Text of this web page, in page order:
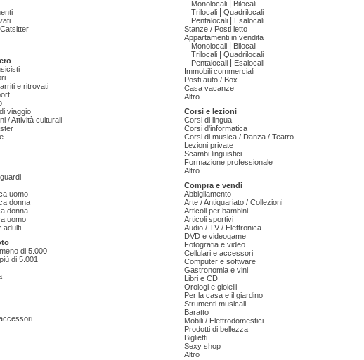
e ritrovati
viaggio
/ Attività culturali
uomo
donna
donna
uomo
adulti
di 5.000
di 5.001
Monolocali
Bilocali
Trilocali
Quadrilocali
Pentalocali
Esalocali
Stanze / Posti letto
Appartamenti in vendita
Monolocali
Bilocali
Trilocali
Quadrilocali
Pentalocali
Esalocali
Immobili commerciali
Posti auto / Box
Casa vacanze
Altro
Corsi e lezioni
Corsi di lingua
Corsi d'informatica
Corsi di musica / Danza / Teatro
Lezioni private
Scambi linguistici
Formazione professionale
Altro
Compra e vendi
Abbigliamento
Arte / Antiquariato / Collezioni
Articoli per bambini
Articoli sportivi
Audio / TV / Elettronica
DVD e videogame
Fotografia e video
Cellulari e accessori
Computer e software
Gastronomia e vini
Libri e CD
Orologi e gioielli
Per la casa e il giardino
Strumenti musicali
Baratto
Mobili / Elettrodomestici
Prodotti di bellezza
Biglietti
Sexy shop
Altro